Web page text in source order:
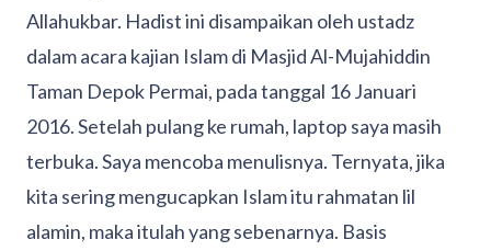
Allahukbar. Hadist ini disampaikan oleh ustadz
dalam acara kajian Islam di Masjid Al-Mujahiddin
Taman Depok Permai, pada tanggal 16 Januari
2016. Setelah pulang ke rumah, laptop saya masih
terbuka. Saya mencoba menulisnya. Ternyata, jika
kita sering mengucapkan Islam itu rahmatan lil
alamin, maka itulah yang sebenarnya. Basis